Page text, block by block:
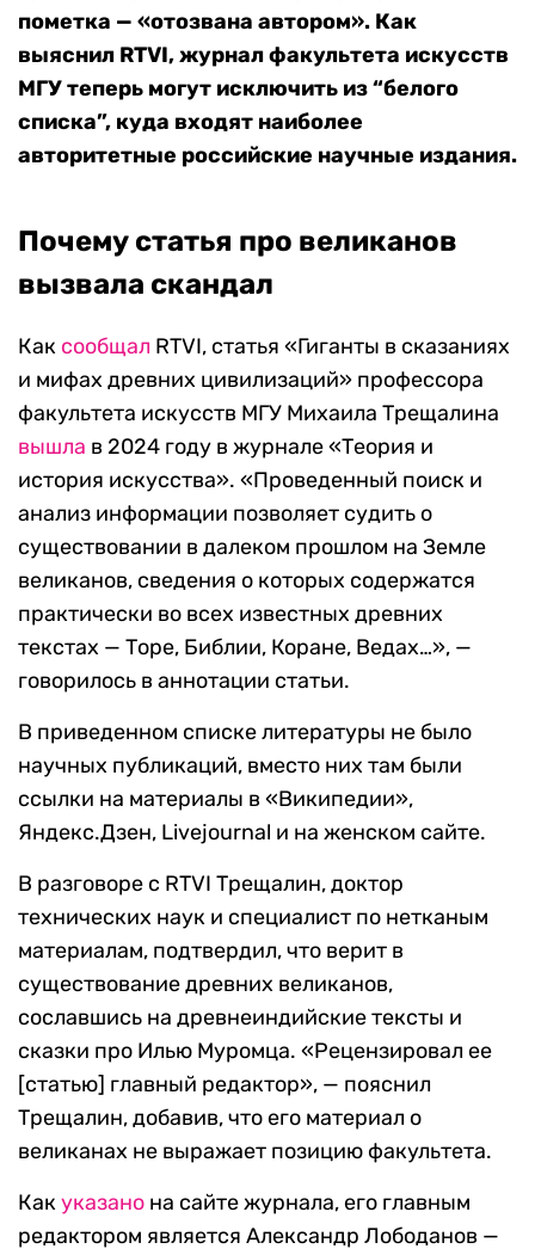
пометка — «отозвана автором». Как
выяснил RTVI, журнал факультета искусств
МГУ теперь могут исключить из “белого
списка”, куда входят наиболее
авторитетные российские научные издания.
Почему статья про великанов
вызвала скандал
Как сообщал RTVI, статья «Гиганты в сказаниях
и мифах древних цивилизаций» профессора
факультета искусств МГУ Михаила Трещалина
вышла в 2024 году в журнале «Теория и
история искусства». «Проведенный поиск и
анализ информации позволяет судить о
существовании в далеком прошлом на Земле
великанов, сведения о которых содержатся
практически во всех известных древних
текстах — Торе, Библии, Коране, Ведах…», —
говорилось в аннотации статьи.
В приведенном списке литературы не было
научных публикаций, вместо них там были
ссылки на материалы в «Википедии»,
Яндекс.Дзен, Livejournal и на женском сайте.
В разговоре с RTVI Трещалин, доктор
технических наук и специалист по нетканым
материалам, подтвердил, что верит в
существование древних великанов,
сославшись на древнеиндийские тексты и
сказки про Илью Муромца. «Рецензировал ее
[статью] главный редактор», — пояснил
Трещалин, добавив, что его материал о
великанах не выражает позицию факультета.
Какуказано на сайте журнала, его главным
редактором является Александр Лободанов —